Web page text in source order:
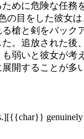
めに危険な任
目をした彼
槍と剣をバッ
。追放された
弱いと彼女が
開することが多